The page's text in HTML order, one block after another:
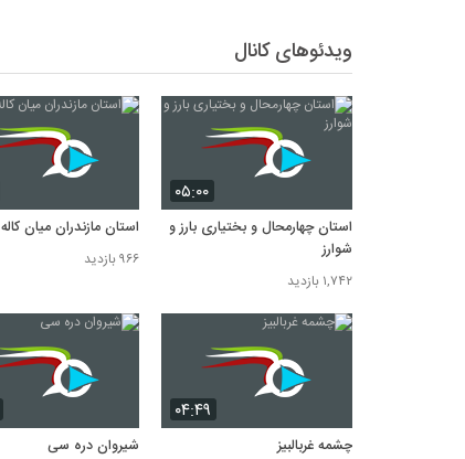
ویدئوهای کانال
۰۵:۰۰
استان چهارمحال و بختياری بارز و
شوارز
۱,۷۴۲ بازدید
استان مازندران میان کاله
۹۶۶ بازدید
۰۴:۴۹
چشمه غربالبیز شیروان دره سی